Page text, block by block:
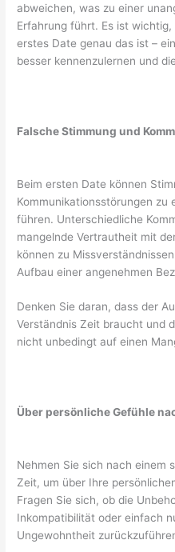
abweichen, was zu einer
Erfahrung führt. Es ist
erstes Date genau das ist –
besser kennenzulernen und
Falsche Stimmung und
Beim ersten Date können
Kommunikationsstörungen zu
führen. Unterschiedliche
mangelnde Vertrautheit mit
können zu
Aufbau einer angenehmen
Denken Sie daran, dass der
Verständnis Zeit braucht und
nicht unbedingt auf einen
Über persönliche Gefühle
Nehmen Sie sich nach einem
Zeit, um über Ihre
Fragen Sie sich, ob die
Inkompatibilität oder einfach
Ungewohntheit